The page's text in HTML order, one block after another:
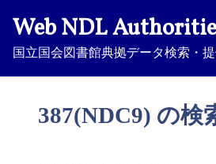
Web NDL
国立国会図書館典拠データ検索・
387(NDC9) の検